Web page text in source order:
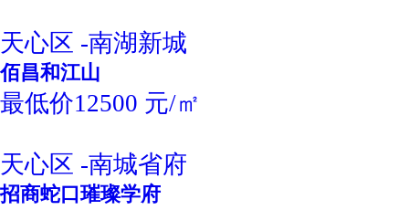
天心区 -南湖新城
佰昌和江山
最低价12500 元/㎡
天心区 -南城省府
招商蛇口璀璨学府